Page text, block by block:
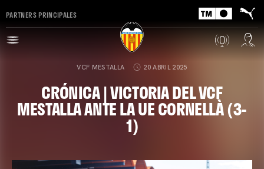
PARTNERS PRINCIPALES
VCF MESTALLA 20 ABRIL 2025
CRÓNICA | VICTORIA DEL VCF
MESTALLA ANTE LA UE CORNELLÀ (3-
1)